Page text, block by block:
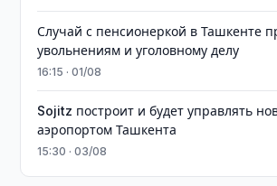
Случай с пенсионеркой в Ташкенте
увольнениям и уголовному делу
16:15 · 01/08
Sojitz построит и будет управлять
аэропортом Ташкента
15:30 · 03/08